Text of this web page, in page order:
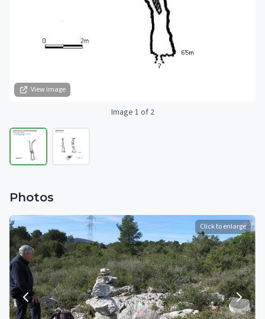
View image
Image 1 of 2
Photos
Click to enlarge